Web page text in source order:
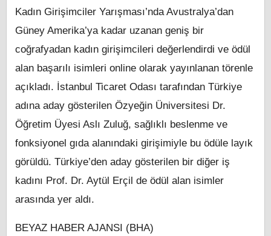
Kadın Girişimciler Yarışması’nda Avustralya’dan
Güney Amerika’ya kadar uzanan geniş bir
coğrafyadan kadın girişimcileri değerlendirdi ve ödül
alan başarılı isimleri online olarak yayınlanan törenle
açıkladı. İstanbul Ticaret Odası tarafından Türkiye
adına aday gösterilen Özyeğin Üniversitesi Dr.
Öğretim Üyesi Aslı Zuluğ, sağlıklı beslenme ve
fonksiyonel gıda alanındaki girişimiyle bu ödüle layık
görüldü. Türkiye’den aday gösterilen bir diğer iş
kadını Prof. Dr. Aytül Erçil de ödül alan isimler
arasında yer aldı.
BEYAZ HABER AJANSI (BHA)